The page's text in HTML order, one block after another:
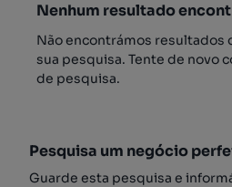
Nenhum resultado
Não encontrámos resultados
sua pesquisa. Tente de novo
de pesquisa.
Pesquisa um negócio
Guarde esta pesquisa e